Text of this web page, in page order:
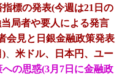
標の発表(今週は21日の
局者や要人による発言
会見と日銀金融政策発表
)、 米ドル、日本円、ユー
の思惑(3月7日に金融政